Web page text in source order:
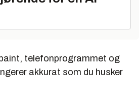
telefonprogrammet og
akkurat som du husker